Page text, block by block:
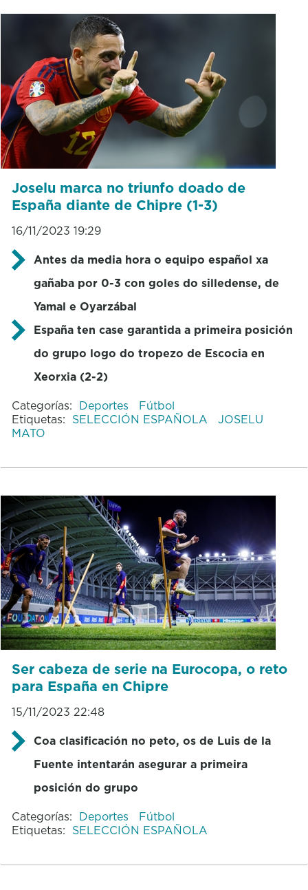
Joselu marca no triunfo doado de
España diante de Chipre (1-3)
16/11/2023 19:29
Antes da media hora o equipo español xa
gañaba por 0-3 con goles do silledense, de
Yamal e Oyarzábal
España ten case garantida a primeira posición
do grupo logo do tropezo de Escocia en
Xeorxia (2-2)
Categorías: Deportes
Fútbol
Etiquetas: SELECCIÓN ESPAÑOLA
JOSELU
MATO
Ser cabeza de serie na Eurocopa, o reto
para España en Chipre
15/11/2023 22:48
Coa clasificación no peto, os de Luis de la
Fuente intentarán asegurar a primeira
posición do grupo
Categorías: Deportes
Fútbol
Etiquetas: SELECCIÓN ESPAÑOLA